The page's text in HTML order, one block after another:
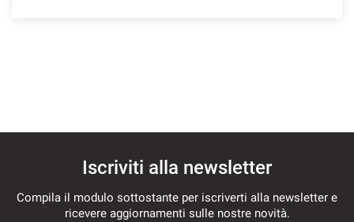
Iscriviti alla newsletter
Compila il modulo sottostante per iscriverti alla newsletter e
ricevere aggiornamenti sulle nostre novità.